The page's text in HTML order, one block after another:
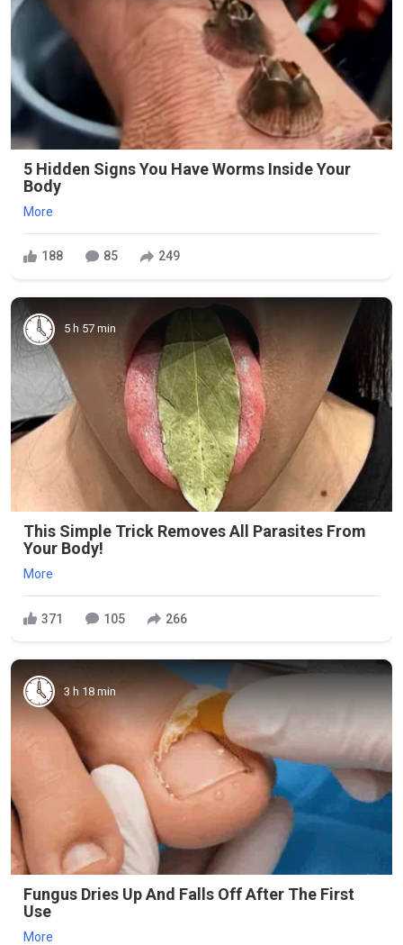
5 Hidden Signs You Have Worms Inside Your
Body
More
188 85 249
5 h 57 min
This Simple Trick Removes All Parasites From
Your Body!
More
371 105 266
3 h 18 min
Fungus Dries Up And Falls Off After The First
Use
More